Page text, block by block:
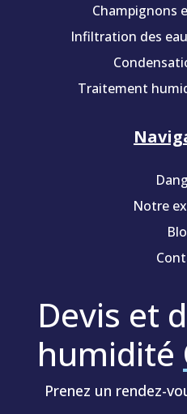
Champignons
Infiltration des
Traitement
Notre
Devis et
humidité
Prenez un rendez-